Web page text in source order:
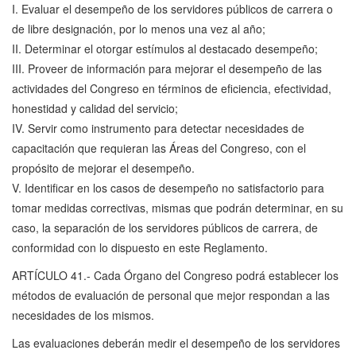
I. Evaluar el desempeño de los servidores públicos de carrera o
de libre designación, por lo menos una vez al año;
II. Determinar el otorgar estímulos al destacado desempeño;
III. Proveer de información para mejorar el desempeño de las
actividades del Congreso en términos de eficiencia, efectividad,
honestidad y calidad del servicio;
IV. Servir como instrumento para detectar necesidades de
capacitación que requieran las Áreas del Congreso, con el
propósito de mejorar el desempeño.
V. Identificar en los casos de desempeño no satisfactorio para
tomar medidas correctivas, mismas que podrán determinar, en su
caso, la separación de los servidores públicos de carrera, de
conformidad con lo dispuesto en este Reglamento.
ARTÍCULO 41.- Cada Órgano del Congreso podrá establecer los
métodos de evaluación de personal que mejor respondan a las
necesidades de los mismos.
Las evaluaciones deberán medir el desempeño de los servidores